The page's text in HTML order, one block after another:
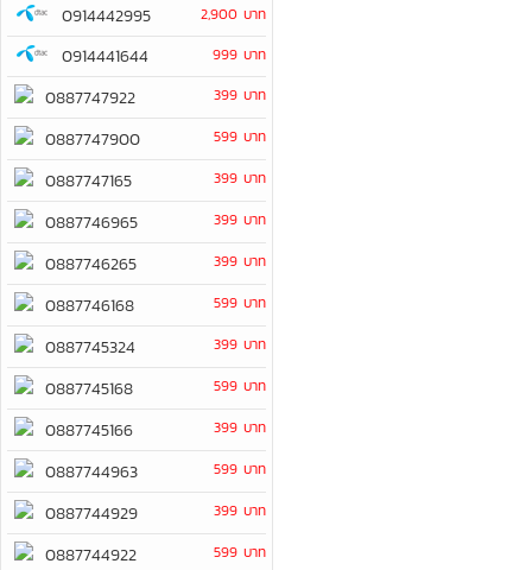
0914442995 2,900 บาท
0914441644 999 บาท
0887747922 399 บาท
0887747900 599 บาท
0887747165 399 บาท
0887746965 399 บาท
0887746265 399 บาท
0887746168 599 บาท
0887745324 399 บาท
0887745168 599 บาท
0887745166 399 บาท
0887744963 599 บาท
0887744929 399 บาท
0887744922 599 บาท